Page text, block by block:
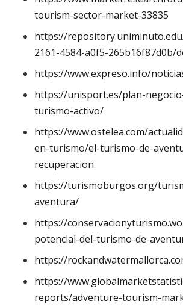
tourism-sector-market-33835
https://
2161-4584-a0f5-265b16f87d0b/
https://www.expreso.info/
https://unisport.es/plan-
turismo-activo/
https://www.ostelea.com/
en-turismo/el-turismo-de-
recuperacion
https://turismoburgos.org/
aventura/
https://
potencial-del-turismo-de-
https://
https://
reports/adventure-tourism-